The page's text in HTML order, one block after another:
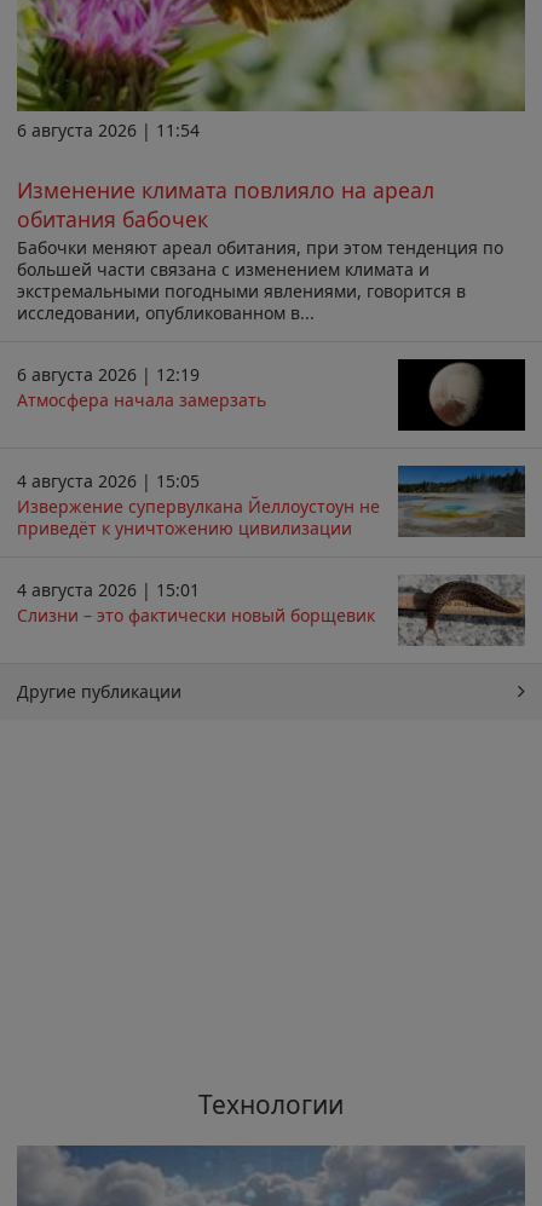
6 августа 2026 | 11:54
Изменение климата повлияло на ареал
обитания бабочек
Бабочки меняют ареал обитания, при этом тенденция по
большей части связана с изменением климата и
экстремальными погодными явлениями, говорится в
исследовании, опубликованном в...
6 августа 2026 | 12:19
Атмосфера начала замерзать
4 августа 2026 | 15:05
Извержение супервулкана Йеллоустоун не
приведёт к уничтожению цивилизации
4 августа 2026 | 15:01
Слизни – это фактически новый борщевик
Другие публикации
Технологии